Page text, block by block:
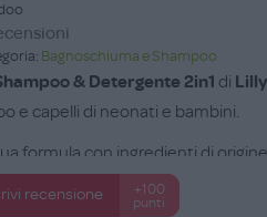
Bagnoschiuma e Shampoo
& Detergente 2in1 di
e capelli di neonati e bambini.
formula con ingredienti di origine
recensione
+100
punti